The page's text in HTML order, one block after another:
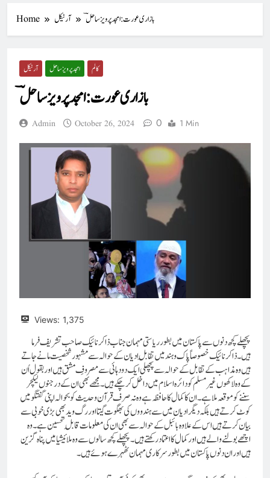
Home آرٹیکل بازاری عورت: امجد پرویز ساحلؔ
آرٹیکل امجد پرویز ساحل کالم
بازاری عورت: امجد پرویز ساحلؔ
Admin October 26, 2024 0 1 Min
Views: 1,375
پچھلے کچھ دنوں سے پاکستان میں بطور ریاستی مہمان جناب ذاکر نائیک صاحب تشریف فرما
ہیں۔ ذاکر نائیک خصوصاً پاک و ہند میں تقابلِ ادیان کے حوالہ سے مشہور شخصیت مانے جاتے
ہیں وہ مذاہب کے تقابل کے حوالہ سے پچھلی ایک دو دہائی سے مصروفِ مشق ہیں اور بقول اُن
کے وہ لاکھوں غیر مسلم کو دائرہ اسلام میں داخل کر چکے ہیں۔ مجھے بھی ان کے درجنوں لیکچر
سننے کو موقعہ ملا ہے۔ ان کا کمال کا حافظہ ہے وہ نہ صرف قرآن و حدیث کو بحوالہ اپنی گفتگو میں
کوٹ کرتے ہیں بلکہ دیگر ادیان میں سے ہندووں کی بھگوت گیتا اور رگ وید بھی بڑی خوبی سے
بیان کرتے ہیں اس کے علاوہ بائبل کے حوالہ سے بھی ان کی معلومات قابلِ تحسین ہے۔ وہ
اچھے بولنے والے ہیں اور کمال کا اعتماد رکھتے ہیں۔ پچھلے کچھ سالوں سے وہ ملائیشیا میں پناہ گزین
ہیں اور ان دنوں پاکستان میں بطور سرکاری مہمان ٹھہرے ہوئے ہیں۔